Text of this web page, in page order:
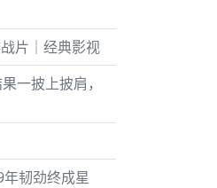
片｜经典影视
一披上披肩，
韧劲终成星